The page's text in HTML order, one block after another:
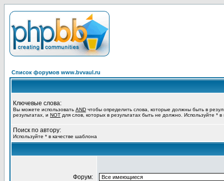
Список форумов www.bvvaul.ru
Ключевые слова:
Вы можете использовать AND чтобы определить слова, которые должны быть в
результатах, и NOT для слов, которых в результатах быть не должно. Используйте *
Поиск по автору:
Используйте * в качестве шаблона
Форум: